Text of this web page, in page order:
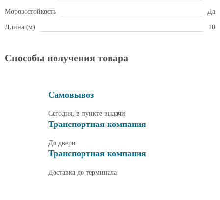
Морозостойкость Да
Длина (м) 10
Способы получения товара
Самовывоз
Сегодня, в пункте выдачи
Транспортная компания
До двери
Транспортная компания
Доставка до терминала